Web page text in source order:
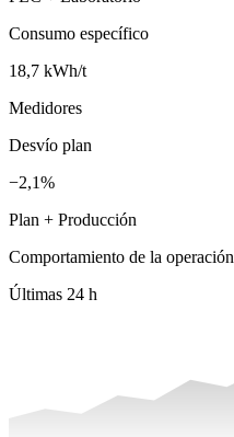
Consumo específico
18,7 kWh/t
Medidores
Desvío plan
−2,1%
Plan + Producción
Comportamiento de la operación
Últimas 24 h